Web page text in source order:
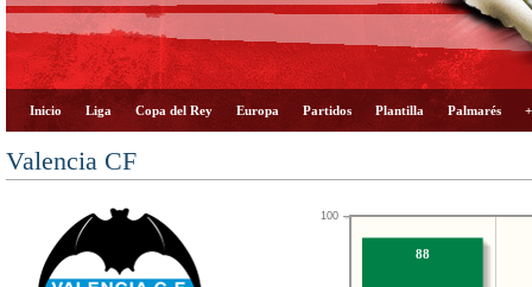
Inicio Liga Copa del Rey Europa Partidos Plantilla Palmarés
Valencia CF
100
88